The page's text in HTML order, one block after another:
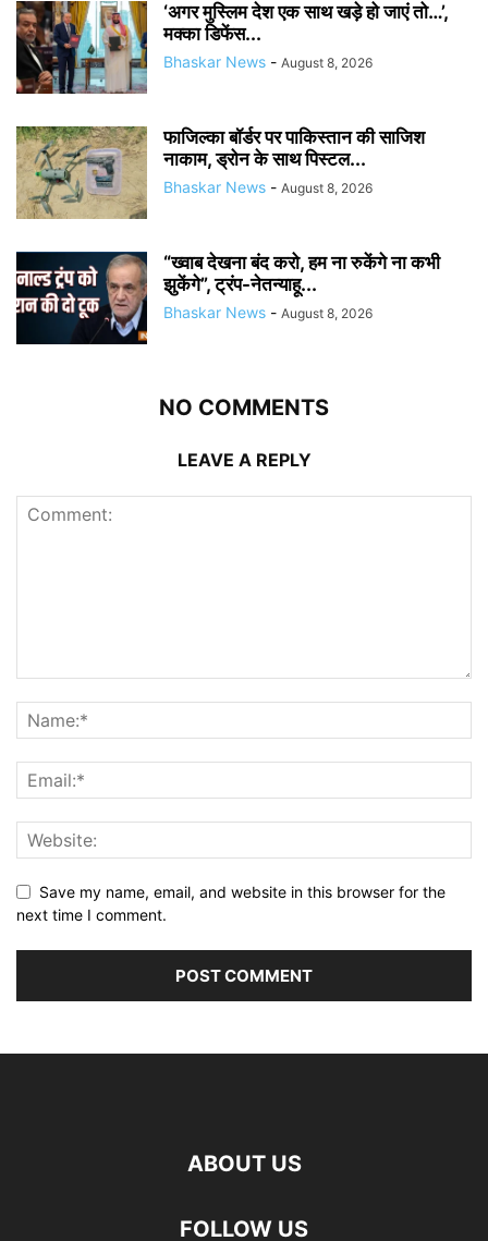
‘अगर मुस्लिम देश एक साथ खड़े हो जाएं तो…’,
मक्का डिफेंस...
Bhaskar News - August 8, 2026
फाजिल्का बॉर्डर पर पाकिस्तान की साजिश
नाकाम, ड्रोन के साथ पिस्टल...
Bhaskar News - August 8, 2026
“ख्वाब देखना बंद करो, हम ना रुकेंगे ना कभी
झुकेंगे”, ट्रंप-नेतन्याहू...
Bhaskar News - August 8, 2026
NO COMMENTS
LEAVE A REPLY
Save my name, email, and website in this browser for the
next time I comment.
ABOUT US
FOLLOW US